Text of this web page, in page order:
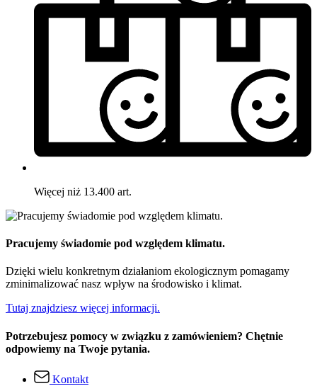
Więcej niż 13.400 art.
Pracujemy świadomie pod względem klimatu.
Dzięki wielu konkretnym działaniom ekologicznym pomagamy
zminimalizować nasz wpływ na środowisko i klimat.
Tutaj znajdziesz więcej informacji.
Potrzebujesz pomocy w związku z zamówieniem? Chętnie
odpowiemy na Twoje pytania.
Kontakt